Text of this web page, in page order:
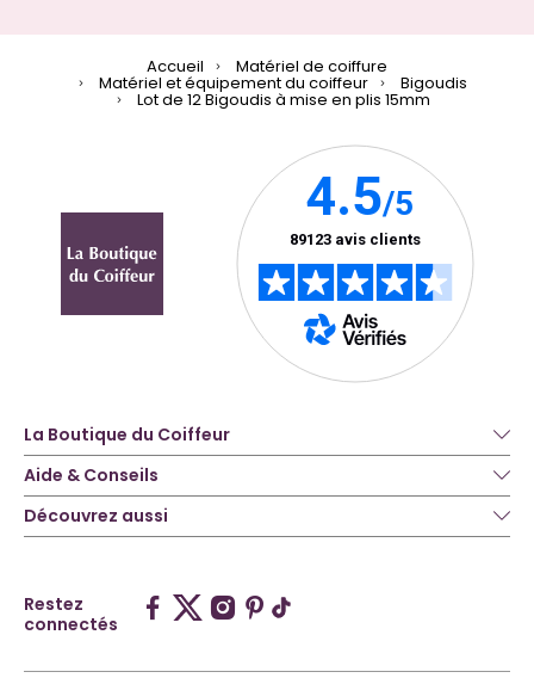
Accueil Matériel de coiffure
Matériel et équipement du coiffeur Bigoudis
Lot de 12 Bigoudis à mise en plis 15mm
La Boutique du Coiffeur
Aide & Conseils
Découvrez aussi
Restez
connectés